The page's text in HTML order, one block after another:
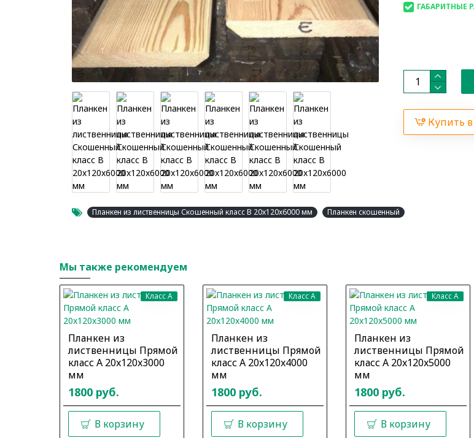
ГАБАРИТНЫЕ
Купить
Планкен из лиственницы Скошенный класс В 20x120x6000 мм Планкен скошенный
Мы также рекомендуем
Класс A
Планкен из
лиственницы Прямой
класс А 20x120x3000
мм
1800 руб.
В корзину
Класс A
Планкен из
лиственницы Прямой
класс А 20x120x4000
мм
1800 руб.
В корзину
Класс A
Планкен из
лиственницы Прямой
класс А 20x120x5000
мм
1800 руб.
В корзину